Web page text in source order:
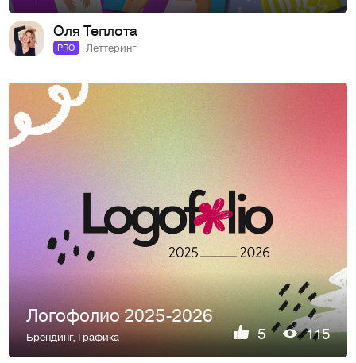
Оля Теплота
PRO Леттеринг
Логофолио 2025-2026
Брендинг,Графика 5 115